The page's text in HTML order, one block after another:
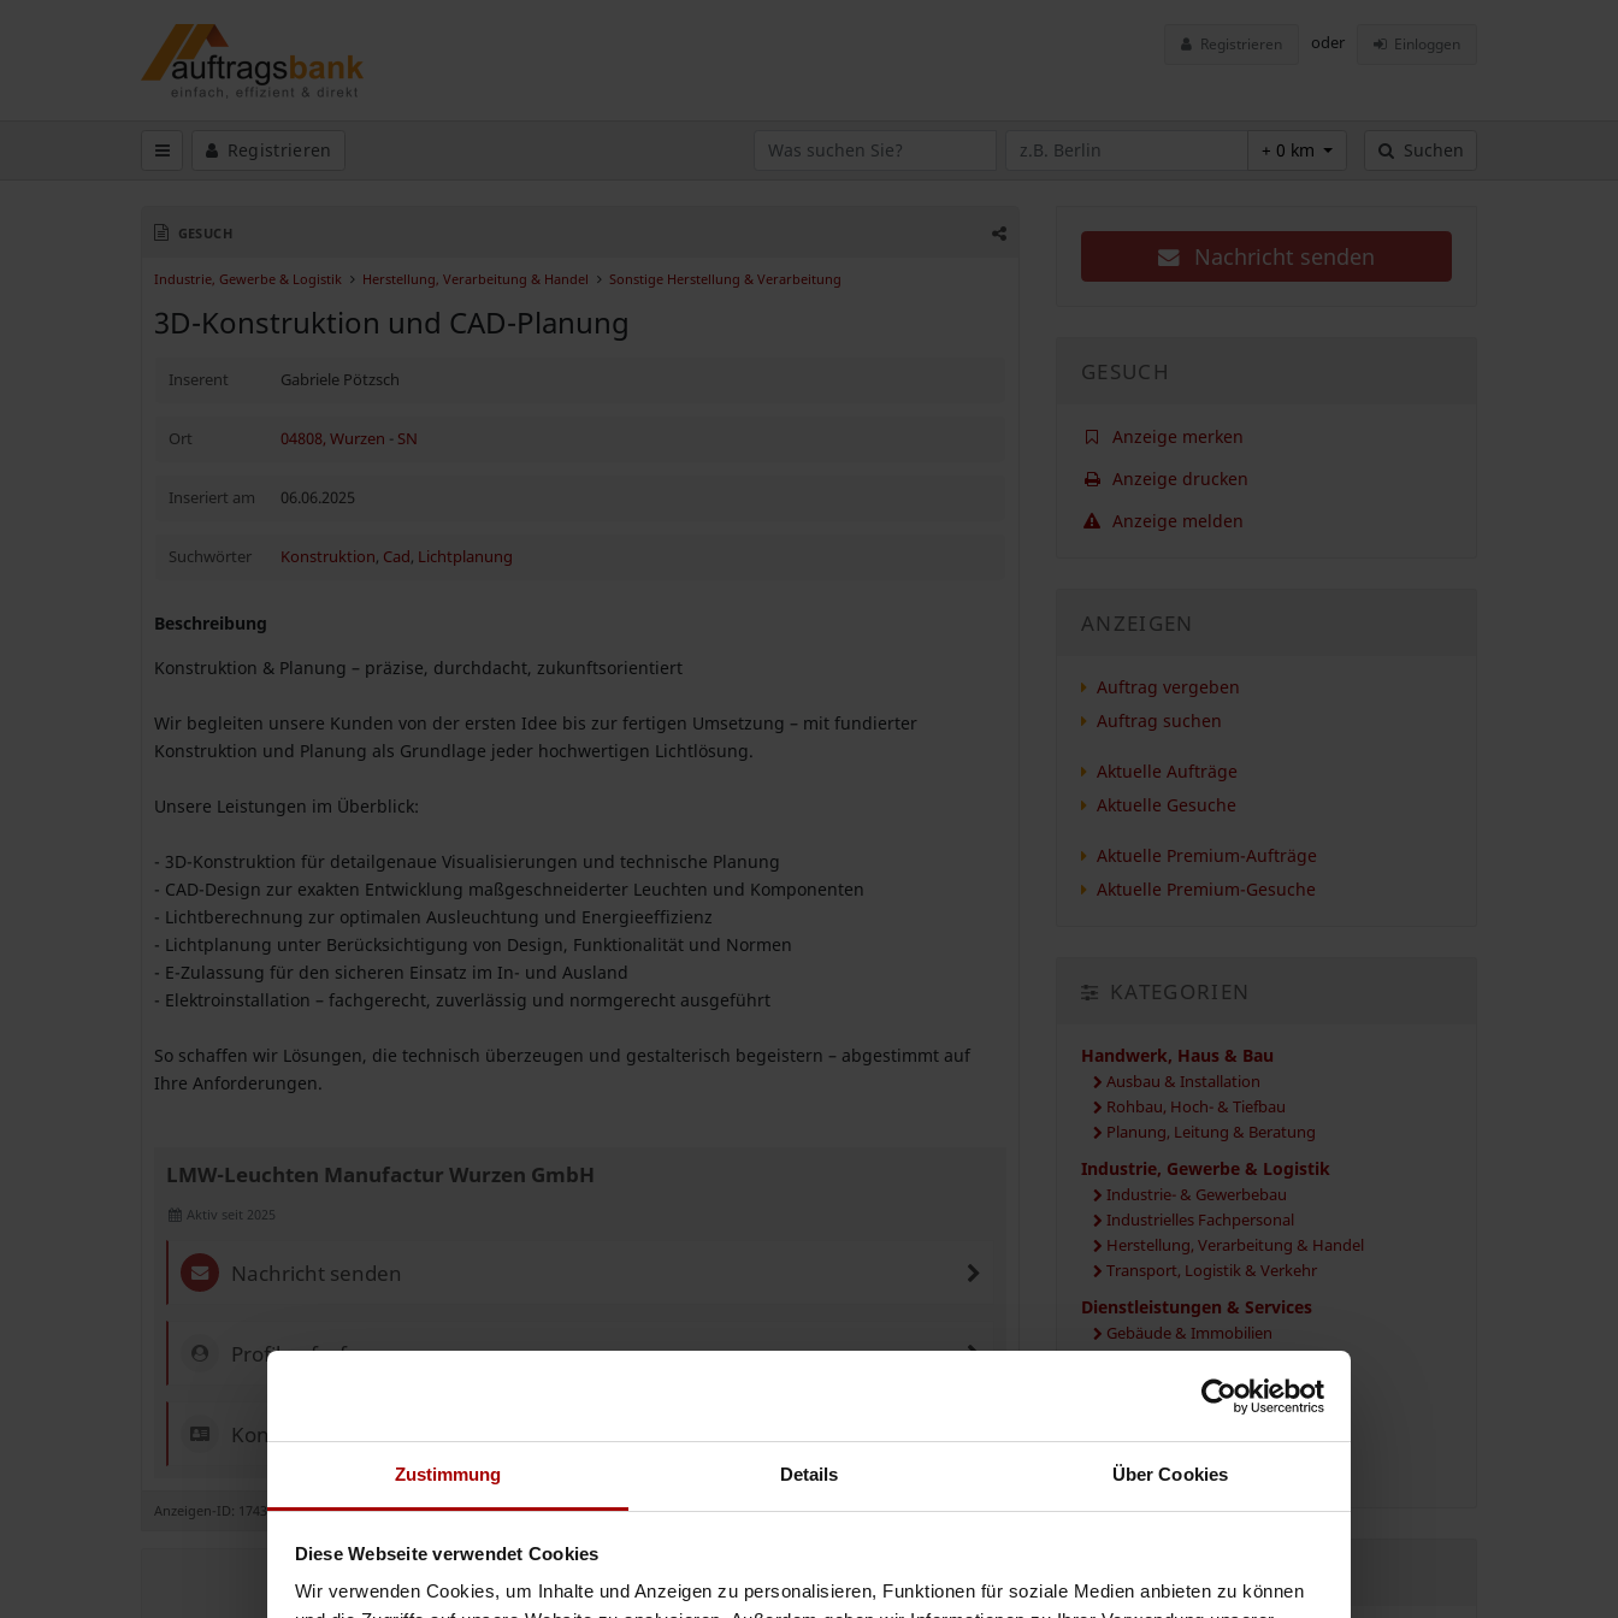
Zustimmung Details Über Cookies
Diese Webseite verwendet Cookies
Wir verwenden Cookies, um Inhalte und Anzeigen zu personalisieren, Funktionen für soziale Medien anbieten zu können
Registrieren oder Einloggen
Registrieren + 0 km Suchen
GESUCH
Industrie, Gewerbe & Logistik Herstellung, Verarbeitung & Handel Sonstige Herstellung & Verarbeitung
3D-Konstruktion und CAD-Planung
Inserent Gabriele Pötzsch
Ort 04808, Wurzen - SN
Inseriert am 06.06.2025
Suchwörter Konstruktion, Cad, Lichtplanung
Beschreibung
Konstruktion & Planung – präzise, durchdacht, zukunftsorientiert
Wir begleiten unsere Kunden von der ersten Idee bis zur fertigen Umsetzung – mit fundierter
Konstruktion und Planung als Grundlage jeder hochwertigen Lichtlösung.
Unsere Leistungen im Überblick:
- 3D-Konstruktion für detailgenaue Visualisierungen und technische Planung
- CAD-Design zur exakten Entwicklung maßgeschneiderter Leuchten und Komponenten
- Lichtberechnung zur optimalen Ausleuchtung und Energieeffizienz
- Lichtplanung unter Berücksichtigung von Design, Funktionalität und Normen
- E-Zulassung für den sicheren Einsatz im In- und Ausland
- Elektroinstallation – fachgerecht, zuverlässig und normgerecht ausgeführt
So schaffen wir Lösungen, die technisch überzeugen und gestalterisch begeistern – abgestimmt auf
Ihre Anforderungen.
LMW-Leuchten Manufactur Wurzen GmbH
Aktiv seit 2025
Nachricht senden
Profil aufrufen
Kontakt & Impressum
Anzeigen-ID: 174340
Jetzt einen Auftrag vergeben
Nachricht senden
GESUCH
Anzeige merken
Anzeige drucken
Anzeige melden
ANZEIGEN
Auftrag vergeben
Auftrag suchen
Aktuelle Aufträge
Aktuelle Gesuche
Aktuelle Premium-Aufträge
Aktuelle Premium-Gesuche
KATEGORIEN
Handwerk, Haus & Bau
Ausbau & Installation
Rohbau, Hoch- & Tiefbau
Planung, Leitung & Beratung
Industrie, Gewerbe & Logistik
Industrie- & Gewerbebau
Industrielles Fachpersonal
Herstellung, Verarbeitung & Handel
Transport, Logistik & Verkehr
Dienstleistungen & Services
Gebäude & Immobilien
Finanzen, Recht & Verwaltung
EDV, IT & Medien
Vermittlung, Personal & Beratung